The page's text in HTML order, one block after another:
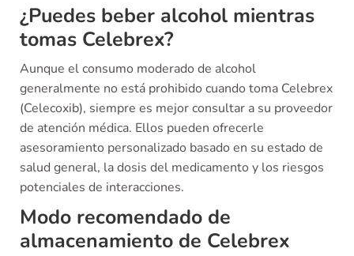
¿Puedes beber alcohol mientras
tomas Celebrex?
Aunque el consumo moderado de alcohol
generalmente no está prohibido cuando toma Celebrex
(Celecoxib), siempre es mejor consultar a su proveedor
de atención médica. Ellos pueden ofrecerle
asesoramiento personalizado basado en su estado de
salud general, la dosis del medicamento y los riesgos
potenciales de interacciones.
Modo recomendado de
almacenamiento de Celebrex